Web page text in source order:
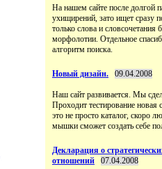
На нашем сайте после долгой
ухищирений, зато ищет сразу
только слова и словсочетания
морфолотии. Отдельное
алгоритм поиска.
Новый дизайн. 09.04.2008
Наш сайт развивается. Мы
Проходит тестирование новая
это не просто каталог, скоро
мышки сможет создать себе
Декларация о
отношений
07.04.2008